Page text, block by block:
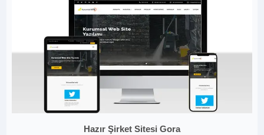
Hazır Şirket Sitesi Gora